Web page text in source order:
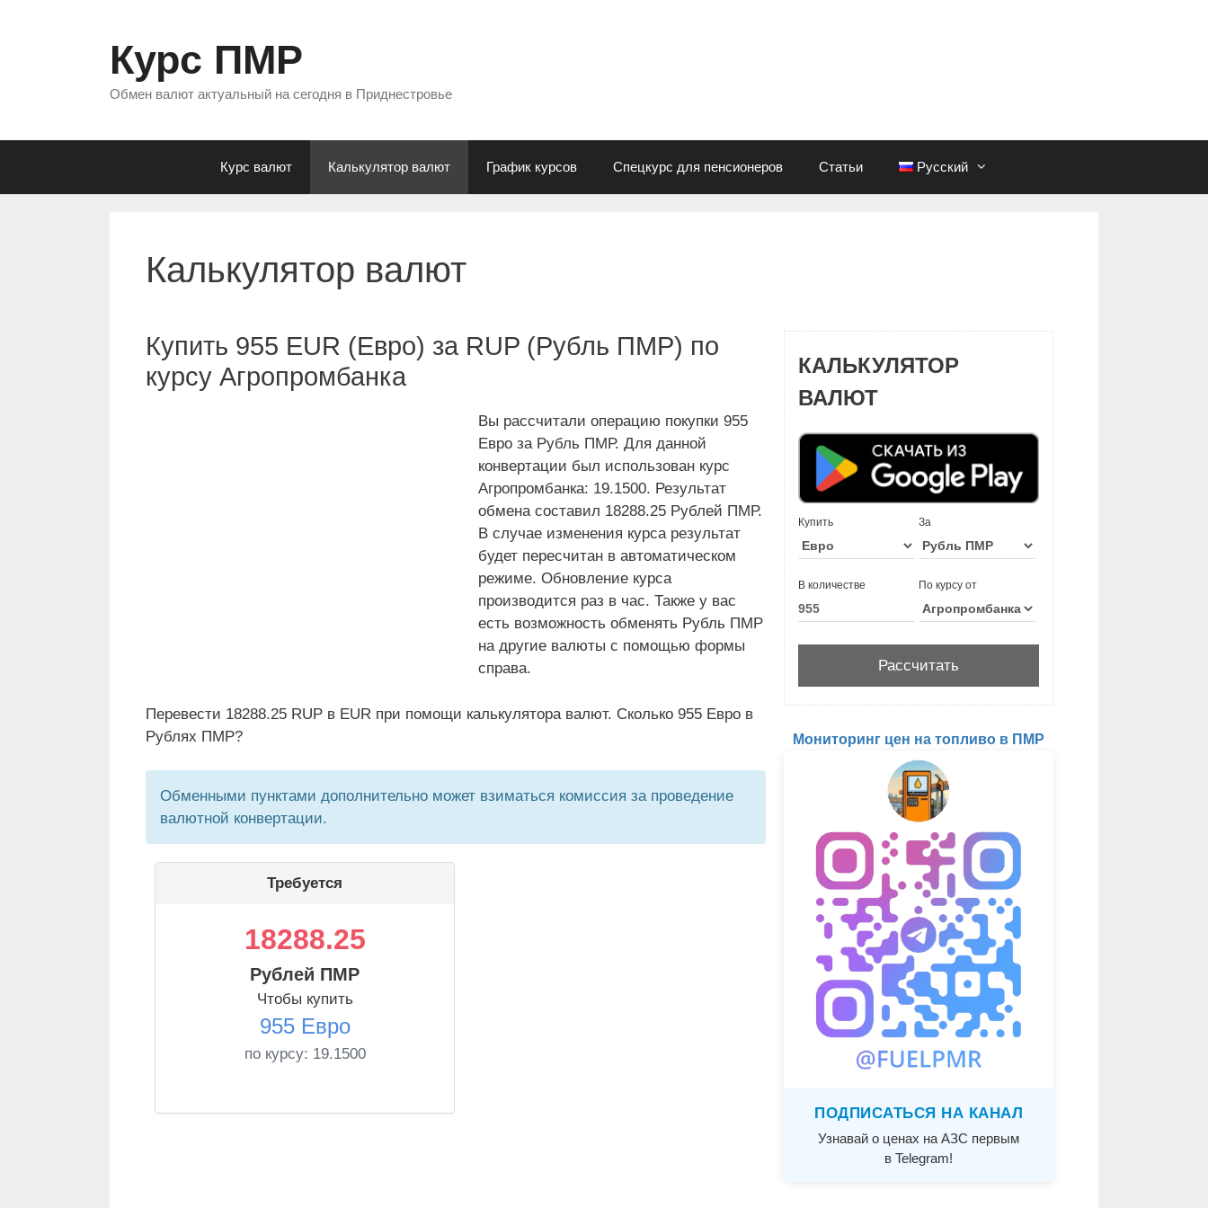
Курс ПМР
Обмен валют актуальный на сегодня в Приднестровье
Курс валют Калькулятор валют График курсов Спецкурс для пенсионеров Статьи Русский
Калькулятор валют
Купить 955 EUR (Евро) за RUP (Рубль ПМР) по
курсу Агропромбанка
Вы рассчитали операцию покупки 955
Евро за Рубль ПМР. Для данной
конвертации был использован курс
Агропромбанка: 19.1500. Результат
обмена составил 18288.25 Рублей ПМР.
В случае изменения курса результат
будет пересчитан в автоматическом
режиме. Обновление курса
производится раз в час. Также у вас
есть возможность обменять Рубль ПМР
на другие валюты с помощью формы
справа.
Перевести 18288.25 RUP в EUR при помощи калькулятора валют. Сколько 955 Евро в
Рублях ПМР?
Обменными пунктами дополнительно может взиматься комиссия за проведение
валютной конвертации.
Требуется
18288.25
Рублей ПМР
Чтобы купить
955 Евро
по курсу: 19.1500
КАЛЬКУЛЯТОР
ВАЛЮТ
Купить За
В количестве По курсу от
Мониторинг цен на топливо в ПМР
ПОДПИСАТЬСЯ НА КАНАЛ
Узнавай о ценах на АЗС первым
в Telegram!